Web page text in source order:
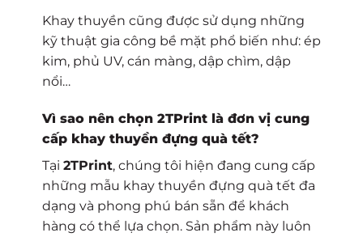
Khay thuyền cũng được sử dụng những
kỹ thuật gia công bề mặt phổ biến như: ép
kim, phủ UV, cán màng, dập chìm, dập
nổi…
Vì sao nên chọn 2TPrint là đơn vị cung
cấp khay thuyền đựng quà tết?
Tại 2TPrint, chúng tôi hiện đang cung cấp
những mẫu khay thuyền đựng quà tết đa
dạng và phong phú bán sẵn để khách
hàng có thể lựa chọn. Sản phẩm này luôn